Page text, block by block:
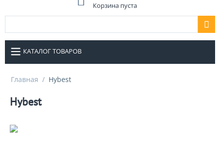
Корзина пуста
КАТАЛОГ ТОВАРОВ
Главная / Hybest
Hybest